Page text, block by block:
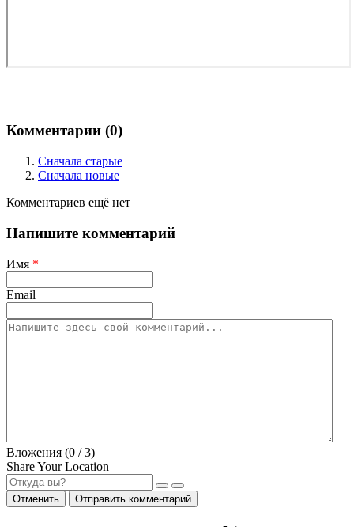
Комментарии (0)
Сначала старые
Сначала новые
Комментариев ещё нет
Напишите комментарий
Имя *
Email
Вложения (0 / 3)
Share Your Location
Отменить Отправить комментарий